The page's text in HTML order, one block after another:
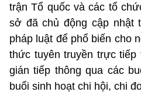
trận Tổ quốc và các tổ
sở đã chủ động cập nhật
pháp luật để phổ biến cho
thức tuyên truyền trực
gián tiếp thông qua các
buổi sinh hoạt chi hội, chi